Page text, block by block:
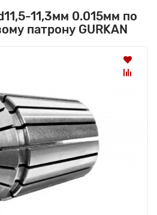
11,3мм 0.015мм по
патрону GURKAN